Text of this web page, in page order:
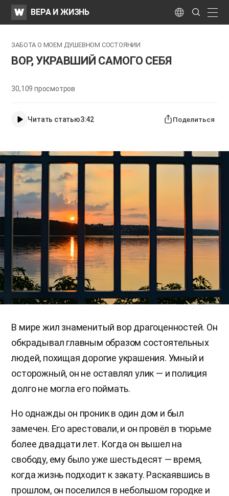
WATVВЕРА И ЖИЗНЬ Language
Search
Submit
ЗАБОТА О МОЕМ ДУШЕВНОМ СОСТОЯНИИ
ВОР, УКРАВШИЙ САМОГО СЕБЯ
30,109просмотров
Читать статью3:42 Поделиться
В мире жил знаменитый вор драгоценностей. Он
обкрадывал главным образом состоятельных
людей, похищая дорогие украшения. Умный и
осторожный, он не оставлял улик — и полиция
долго не могла его поймать.
Но однажды он проник в один дом и был
замечен. Его арестовали, и он провёл в тюрьме
более двадцати лет. Когда он вышел на
свободу, ему было уже шестьдесят — время,
когда жизнь подходит к закату. Раскаявшись в
прошлом, он поселился в небольшом городке и